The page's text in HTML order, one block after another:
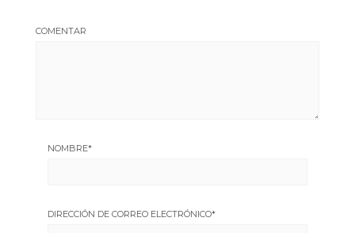
COMENTAR
NOMBRE*
DIRECCIÓN DE CORREO ELECTRÓNICO*